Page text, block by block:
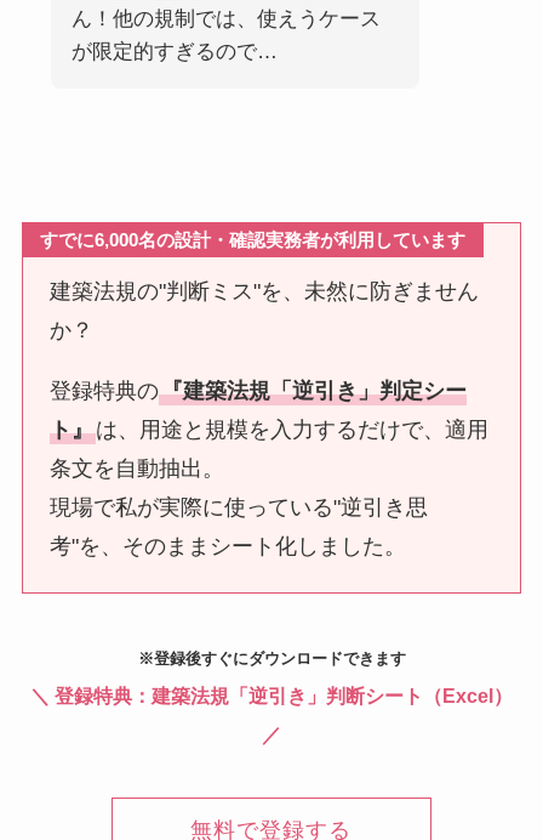
ん！他の規制では、使えうケース
が限定的すぎるので…
すでに6,000名の設計・確認実務者が利用しています
建築法規の"判断ミス"を、未然に防ぎません
か？
登録特典の『建築法規「逆引き」判定シー
ト』は、用途と規模を入力するだけで、適用
条文を自動抽出。
現場で私が実際に使っている"逆引き思
考"を、そのままシート化しました。
※登録後すぐにダウンロードできます
＼ 登録特典：建築法規「逆引き」判断シート（Excel）
／
無料で登録する